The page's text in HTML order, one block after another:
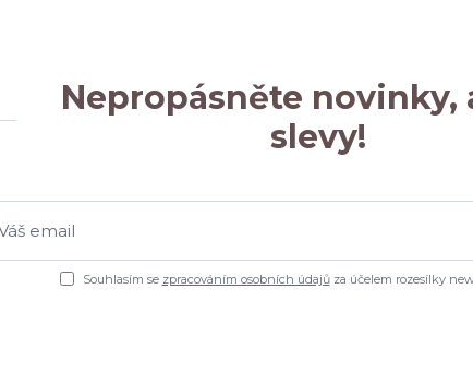
Nepropásněte novinky,
slevy!
Souhlasím se zpracováním osobních údajůza účelem rozesílky